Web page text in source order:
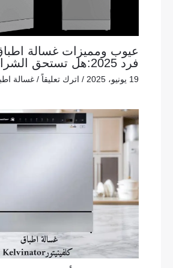
فرد 2025:هل تستحق الشراء؟
19 يونيو، 2025 / اترك تعليقاً /غسالة